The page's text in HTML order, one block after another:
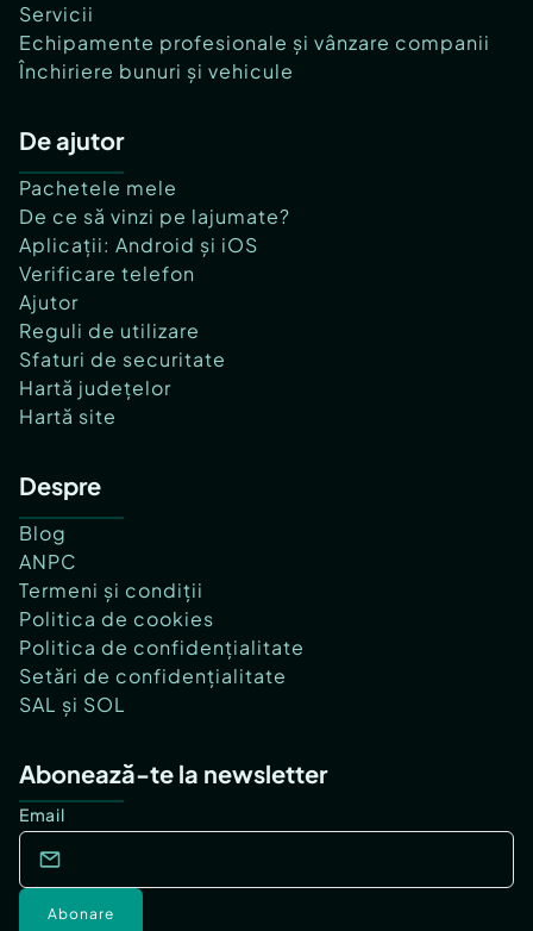
Servicii
Echipamente profesionale și vânzare companii
Închiriere bunuri și vehicule
De ajutor
Pachetele mele
De ce să vinzi pe lajumate?
Aplicații: Android și iOS
Verificare telefon
Ajutor
Reguli de utilizare
Sfaturi de securitate
Hartă județelor
Hartă site
Despre
Blog
ANPC
Termeni și condiții
Politica de cookies
Politica de confidențialitate
Setări de confidențialitate
SAL și SOL
Abonează-te la newsletter
Email
Abonare